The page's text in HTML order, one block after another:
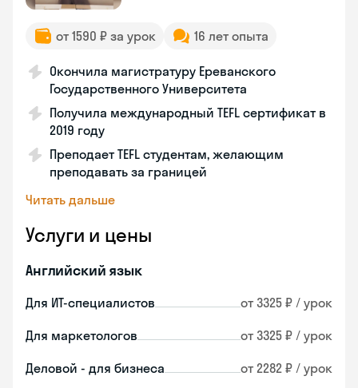
от 1590 ₽ за урок 16 лет опыта
Окончила магистратуру Ереванского
Государственного Университета
Получила международный TEFL сертификат в
2019 году
Преподает TEFL студентам, желающим
преподавать за границей
Читать дальше
Услуги и цены
Английский язык
Для ИТ-специалистов от 3325 ₽ / урок
Для маркетологов от 3325 ₽ / урок
Деловой - для бизнеса от 2282 ₽ / урок